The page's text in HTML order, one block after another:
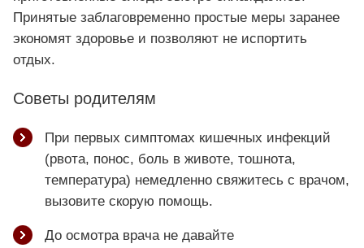
Принятые заблаговременно простые меры заранее
экономят здоровье и позволяют не испортить
отдых.
Советы родителям
При первых симптомах кишечных инфекций
(рвота, понос, боль в животе, тошнота,
температура) немедленно свяжитесь с врачом,
вызовите скорую помощь.
До осмотра врача не давайте